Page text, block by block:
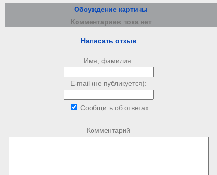
Обсуждение картины
Комментариев пока нет
Написать отзыв
Имя, фамилия:
E-mail (не публикуется):
Сообщить об ответах
Комментарий